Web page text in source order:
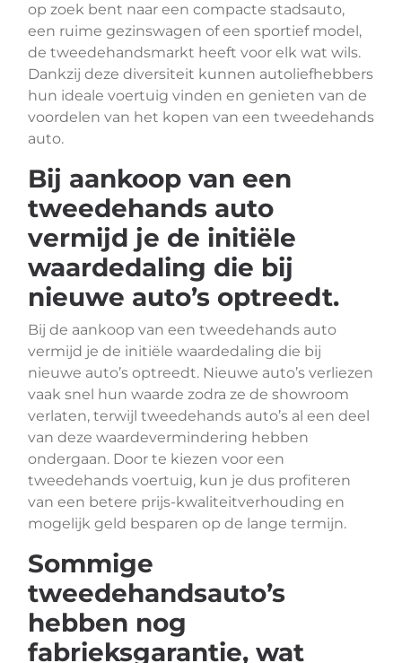
op zoek bent naar een compacte stadsauto,
een ruime gezinswagen of een sportief model,
de tweedehandsmarkt heeft voor elk wat wils.
Dankzij deze diversiteit kunnen autoliefhebbers
hun ideale voertuig vinden en genieten van de
voordelen van het kopen van een tweedehands
auto.
Bij aankoop van een
tweedehands auto
vermijd je de initiële
waardedaling die bij
nieuwe auto’s optreedt.
Bij de aankoop van een tweedehands auto
vermijd je de initiële waardedaling die bij
nieuwe auto’s optreedt. Nieuwe auto’s verliezen
vaak snel hun waarde zodra ze de showroom
verlaten, terwijl tweedehands auto’s al een deel
van deze waardevermindering hebben
ondergaan. Door te kiezen voor een
tweedehands voertuig, kun je dus profiteren
van een betere prijs-kwaliteitverhouding en
mogelijk geld besparen op de lange termijn.
Sommige
tweedehandsauto’s
hebben nog
fabrieksgarantie, wat